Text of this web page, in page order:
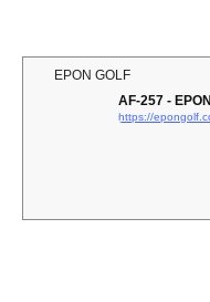
EPON GOLF
AF-257 -
https://